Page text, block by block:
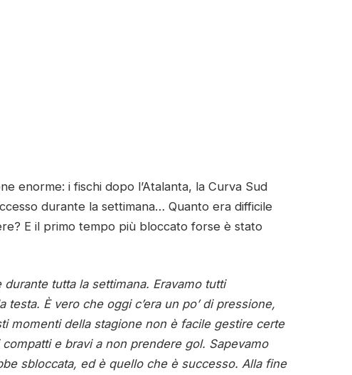
enorme: i fischi dopo l’Atalanta, la Curva Sud
durante la settimana… Quanto era difficile
E il primo tempo più bloccato forse è stato
tutta la settimana. Eravamo tutti
È vero che oggi c’era un po’ di pressione,
momenti della stagione non è facile gestire certe
e bravi a non prendere gol. Sapevamo
sbloccata, ed è quello che è successo. Alla fine